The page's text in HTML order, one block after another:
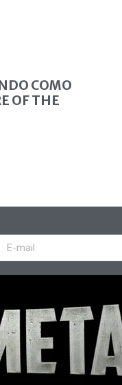
COMO
OF THE